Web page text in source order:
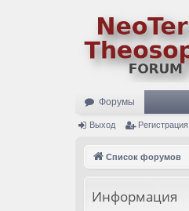
Форумы
Выход Регистрация
Список форумов
Информация